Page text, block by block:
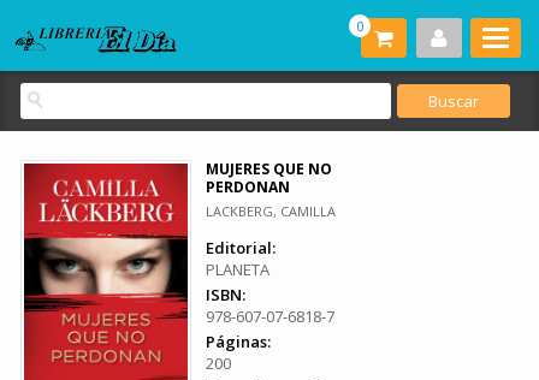
0
MUJERES QUE NO
PERDONAN
LACKBERG, CAMILLA
Editorial:
PLANETA
ISBN:
978-607-07-6818-7
Páginas:
200